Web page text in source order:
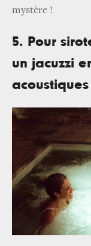
mystère !
5. Pour
un jacuzzi
acoustiques